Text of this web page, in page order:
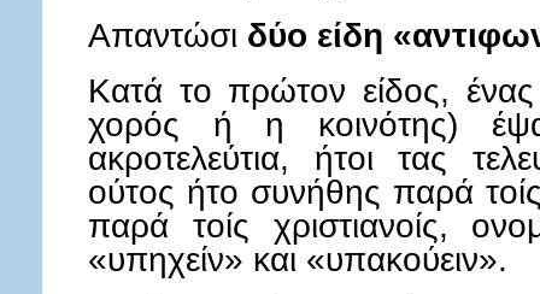
Απαντώσι δύο είδη
Κατά το πρώτον είδος,
χορός ή η κοινότης)
ακροτελεύτια, ήτοι τας
ούτος ήτο συνήθης παρά
παρά τοίς χριστιανοίς,
«υπηχείν» και «υπακούειν».